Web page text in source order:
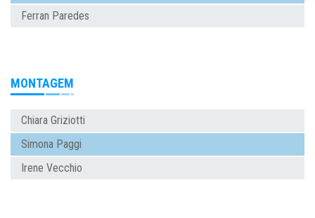
Ferran Paredes
MONTAGEM
Chiara Griziotti
Simona Paggi
Irene Vecchio